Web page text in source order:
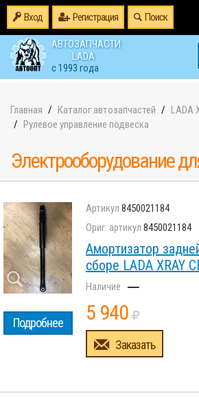
Вход Регистрация Поиск
АВТОЗАПЧАСТИ
LADA
с 1993 года
Главная Каталог автозапчастей
LADA
Рулевое управление подвеска
Электрооборудование
Подробнее
8450021184
8450021184
Амортизатор
сборе LADA XRAY
–
5 940
Заказать